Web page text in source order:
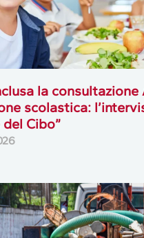
la consultazione
scolastica:
Cibo”